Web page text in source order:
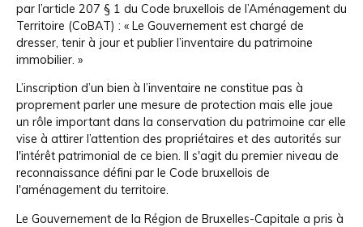
par l’article 207 § 1 du Code bruxellois de l’Aménagement du
Territoire (CoBAT) : « Le Gouvernement est chargé de
dresser, tenir à jour et publier l’inventaire du patrimoine
immobilier. »
L’inscription d’un bien à l’inventaire ne constitue pas à
proprement parler une mesure de protection mais elle joue
un rôle important dans la conservation du patrimoine car elle
vise à attirer l’attention des propriétaires et des autorités sur
l'intérêt patrimonial de ce bien. Il s'agit du premier niveau de
reconnaissance défini par le Code bruxellois de
l'aménagement du territoire.
Le Gouvernement de la Région de Bruxelles-Capitale a pris à